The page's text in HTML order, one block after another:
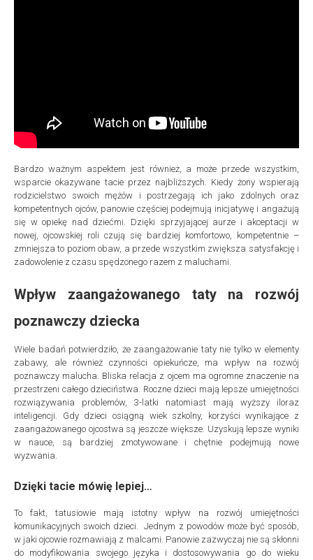
Bardzo ważnym aspektem jest również, a może przede wszystkim,
wsparcie okazywane tacie przez najbliższych. Kiedy żony wspierają
rodzicielstwo swoich mężów i postrzegają ich jako zdolnych oraz
kompetentnych ojców, panowie częściej podejmują inicjatywę i angażują
się w opiekę nad dziećmi. Dzięki sprzyjającej aurze i akceptacji w
nowej, ojcowskiej roli czują się bardziej komfortowo, kompetentnie –
zmniejsza to poziom obaw, a przede wszystkim zwiększa satysfakcję i
zadowolenie z czasu spędzonego razem z maluchami.
Wpływ zaangażowanego taty na rozwój
poznawczy dziecka
Wiele badań potwierdziło, że zaangażowanie taty nie tylko w elementy
zabawy, ale również czynności opiekuńcze, ma wpływ na rozwój
poznawczy malucha. Bliska relacja z ojcem ma ogromne znaczenie na
przestrzeni całego dzieciństwa. Roczne dzieci mają lepsze umiejętności
rozwiązywania problemów, 3-latki natomiast mają wyższy iloraz
inteligencji. Gdy dzieci osiągną wiek szkolny, korzyści wynikające z
zaangażowanego ojcostwa są jeszcze większe. Uzyskują lepsze wyniki
w nauce, są bardziej zmotywowane i chętnie podejmują nowe
wyzwania.
Dzięki tacie mówię lepiej…
To fakt, tatusiowie mają istotny wpływ na rozwój umiejętności
komunikacyjnych swoich dzieci. Jednym z powodów może być sposób,
w jaki ojcowie rozmawiają z malcami. Panowie zazwyczaj nie są skłonni
do modyfikowania swojego języka i dostosowywania go do wieku